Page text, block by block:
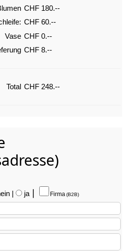
CHF 180.--
CHF 60.--
Vase CHF 0.--
CHF 8.--
Total CHF 248.--
| ja Firma(B2B)